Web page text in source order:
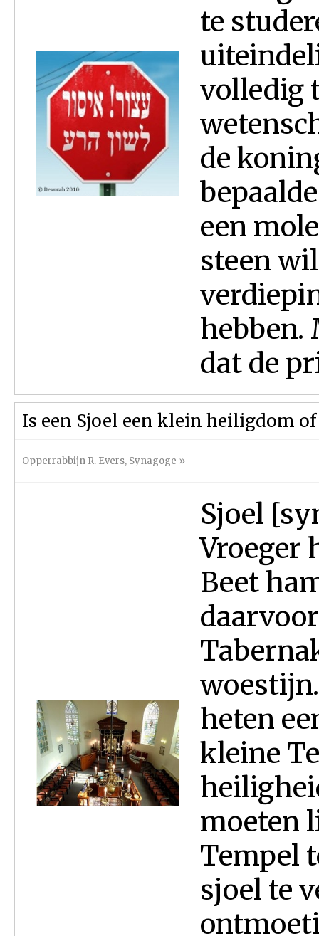
te
volledig
de
een
steen
hebben.
dat de
Is een Sjoel een klein heiligdom
Opperrabbijn R. Evers, Synagoge »
Sjoel
Vroeger
Beet
heten
kleine
moeten
Tempel
sjoel te